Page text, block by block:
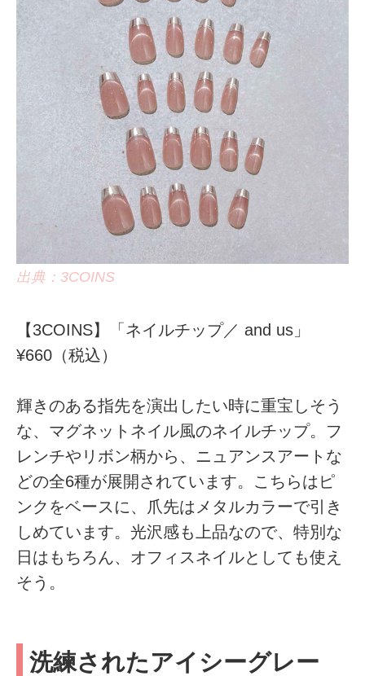
出典：3COINS
【3COINS】「ネイルチップ／ and us」
¥660（税込）
輝きのある指先を演出したい時に重宝しそう
な、マグネットネイル風のネイルチップ。フ
レンチやリボン柄から、ニュアンスアートな
どの全6種が展開されています。こちらはピ
ンクをベースに、爪先はメタルカラーで引き
しめています。光沢感も上品なので、特別な
日はもちろん、オフィスネイルとしても使え
そう。
洗練されたアイシーグレー